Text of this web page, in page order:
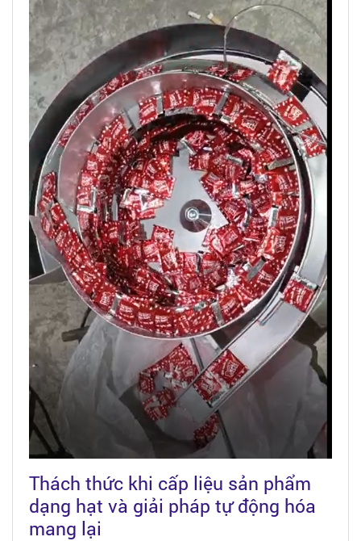
Thách thức khi cấp liệu sản phẩm
dạng hạt và giải pháp tự động hóa
mang lại